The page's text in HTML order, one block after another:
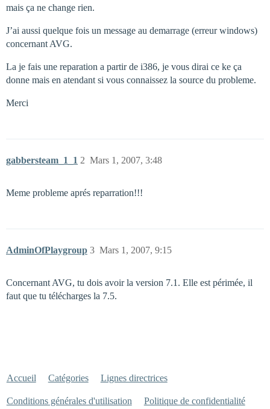
mais ça ne change rien.
J’ai aussi quelque fois un message au demarrage (erreur windows)
concernant AVG.
La je fais une reparation a partir de i386, je vous dirai ce ke ça
donne mais en atendant si vous connaissez la source du probleme.
Merci
gabbersteam_1_1 Mars 1, 2007, 3:48
2
Meme probleme aprés reparration!!!
AdminOfPlaygroup Mars 1, 2007, 9:15
3
Concernant AVG, tu dois avoir la version 7.1. Elle est périmée, il
faut que tu télécharges la 7.5.
Accueil Catégories Lignes directrices
Conditions générales d'utilisation Politique de confidentialité